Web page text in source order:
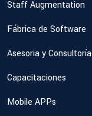
Staff Augmentation
Fábrica de Software
Asesoria y Consultoría
Capacitaciones
Mobile APPs